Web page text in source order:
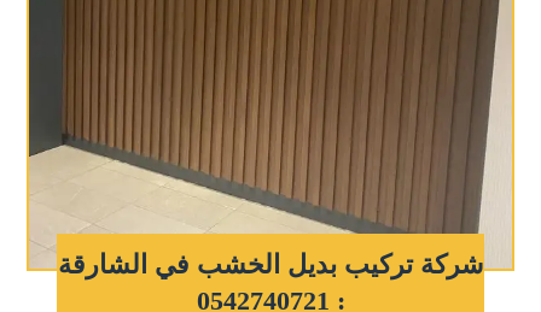
شركة تركيب بديل الخشب في الشارقة
: 0542740721